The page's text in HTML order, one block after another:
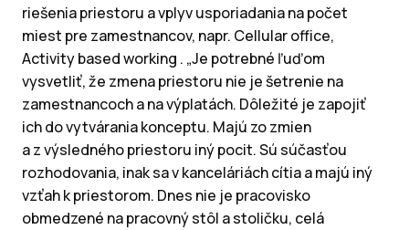
riešenia priestoru a vplyv usporiadania na počet
miest pre zamestnancov, napr. Cellular office,
Activity based working . „Je potrebné ľuďom
vysvetliť, že zmena priestoru nie je šetrenie na
zamestnancoch a na výplatách. Dôležité je zapojiť
ich do vytvárania konceptu. Majú zo zmien
a z výsledného priestoru iný pocit. Sú súčasťou
rozhodovania, inak sa v kanceláriách cítia a majú iný
vzťah k priestorom. Dnes nie je pracovisko
obmedzené na pracovný stôl a stoličku, celá